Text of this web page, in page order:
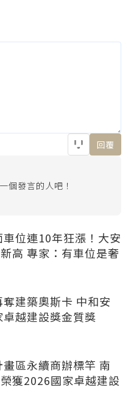
回覆
個發言的人吧！
車位連10年狂漲！大安
高 專家：有車位是奢
建築奧斯卡 中和安
越建設獎金質獎
區永續商辦標竿 南
獲2026國家卓越建設